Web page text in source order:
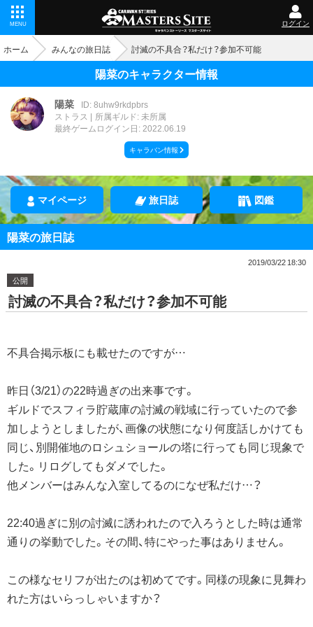
MENU ログイン
ホーム みんなの旅日誌 討滅の不具合？私だけ？参加不可能
陽菜のキャラクター情報
陽菜
ID: 8uhw9rkdpbrs
ストラス
所属ギルド: 未所属
最終ゲームログイン日: 2022.06.19
キャラバン情報
マイページ 旅日誌 図鑑
陽菜の旅日誌
2019/03/22 18:30
公開
討滅の不具合？私だけ？参加不可能
不具合掲示板にも載せたのですが…
昨日（3/21）の22時過ぎの出来事です。
ギルドでスフィラ貯蔵庫の討滅の戦域に行っていたので参
加しようとしましたが、画像の状態になり何度話しかけても
同じ、別開催地のロシュショールの塔に行っても同じ現象で
した。リログしてもダメでした。
他メンバーはみんな入室してるのになぜ私だけ…？
22:40過ぎに別の討滅に誘われたので入ろうとした時は通常
通りの挙動でした。その間、特にやった事はありません。
この様なセリフが出たのは初めてです。同様の現象に見舞わ
れた方はいらっしゃいますか？